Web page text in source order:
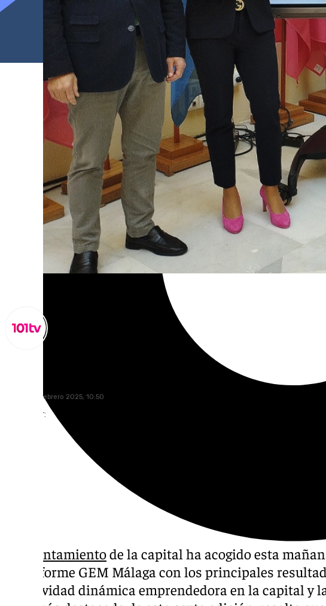
viernes, 14 febrero 2025, 10:50
Compartir:
Ayuntamientode la capital ha acogido esta
del Informe GEM Málaga con los principales
la actividad dinámica emprendedora en la capital y